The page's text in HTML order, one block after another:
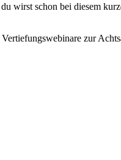
wirst schon bei diesem
zur